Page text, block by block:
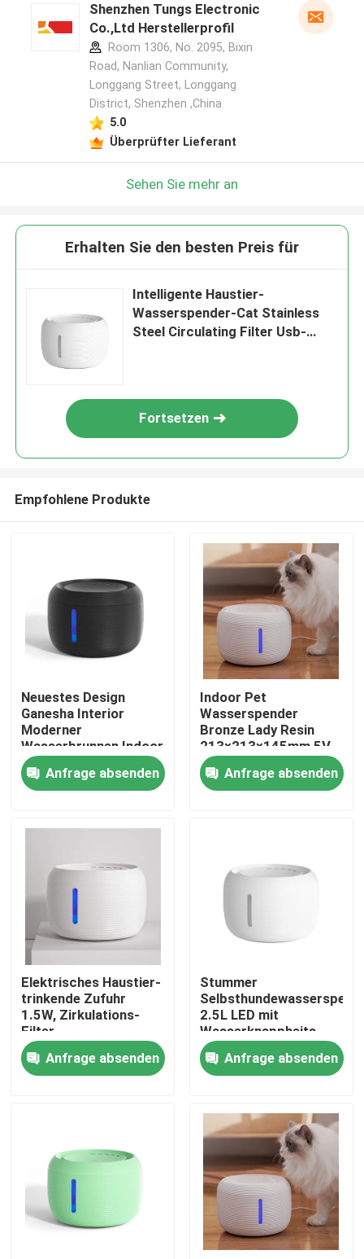
Haus
Über uns
Fabrik-Ausflug
Qualitätskontrolle
Treten Sie mit uns in Verbindung
Elektrische Band-Zufuhr
Drehscheiben-Band-Zufuhr
Shenzhen Tungs Electronic
Co.,Ltd Herstellerprofil
Room 1306, No. 2095, Bixin
Road, Nanlian Community,
Longgang Street, Longgang
District, Shenzhen ,China
5.0
Überprüfter Lieferant
Sehen Sie mehr an
Erhalten Sie den besten Preis für
Intelligente Haustier-
Wasserspender-Cat Stainless
Steel Circulating Filter Usb-
Fortsetzen
Empfohlene Produkte
Neuestes Design
Ganesha Interior
Moderner
Wasserbrunnen Indoor
Anfrage absenden
Indoor Pet
Wasserspender
Bronze Lady Resin
213×213×145mm 5V
DC
Anfrage absenden
Elektrisches Haustier-
trinkende Zufuhr
1.5W, Zirkulations-
Filter-
Hundewasserspender
Anfrage absenden
Stummer
2.5L LED mit
Wasserknappheits-
Warnung
Anfrage absenden